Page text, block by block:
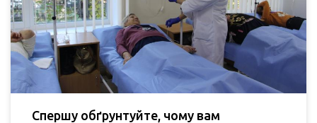
Спершу обґрунтуйте, чому вам